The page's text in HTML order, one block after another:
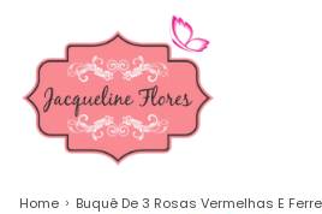
Home Buquê De 3 Rosas Vermelhas E